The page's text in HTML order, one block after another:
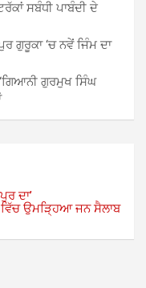
ਸਬੰਧੀ ਪਾਬੰਦੀ ਦੇ
ਗੁਰੂਕਾ ‘ਚ ਨਵੇਂ ਜਿੰਮ ਦਾ
ਗੁਰਮੁਖ ਸਿੰਘ
ਦਾ’
ਵਿੱਚ ਉਮੜ੍ਹਿਆ ਜਨ ਸੈਲਾਬ